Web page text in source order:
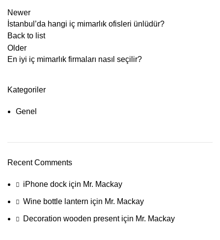
Newer
İstanbul’da hangi iç mimarlık ofisleri ünlüdür?
Back to list
Older
En iyi iç mimarlık firmaları nasıl seçilir?
Kategoriler
Genel
Recent Comments
iPhone dock için Mr. Mackay
Wine bottle lantern için Mr. Mackay
Decoration wooden presentiçin Mr. Mackay